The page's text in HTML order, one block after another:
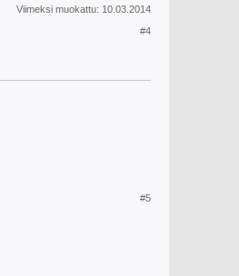
Viimeksi muokattu: 10.03.2014
#4
#5